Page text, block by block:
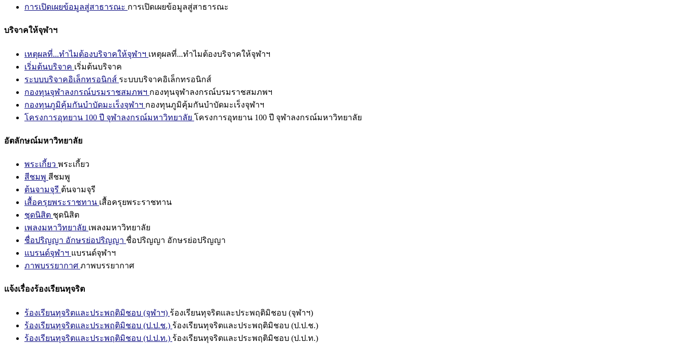
การเปิดเผยข้อมูลสู่สาธารณะ การเปิดเผยข้อมูลสู่สาธารณะ
บริจาคให้จุฬาฯ
เหตุผลที่...ทำไมต้องบริจาคให้จุฬาฯ เหตุผลที่...ทำไมต้องบริจาคให้จุฬาฯ
เริ่มต้นบริจาค เริ่มต้นบริจาค
ระบบบริจาคอิเล็กทรอนิกส์ ระบบบริจาคอิเล็กทรอนิกส์
กองทุนจุฬาลงกรณ์บรมราชสมภพฯ กองทุนจุฬาลงกรณ์บรมราชสมภพฯ
กองทุนภูมิคุ้มกันบำบัดมะเร็งจุฬาฯ กองทุนภูมิคุ้มกันบำบัดมะเร็งจุฬาฯ
โครงการอุทยาน 100 ปี จุฬาลงกรณ์มหาวิทยาลัย โครงการอุทยาน 100 ปี จุฬาลงกรณ์มหาวิทยาลัย
อัตลักษณ์มหาวิทยาลัย
พระเกี้ยว พระเกี้ยว
สีชมพู สีชมพู
ต้นจามจุรี ต้นจามจุรี
เสื้อครุยพระราชทาน เสื้อครุยพระราชทาน
ชุดนิสิต ชุดนิสิต
เพลงมหาวิทยาลัย เพลงมหาวิทยาลัย
ชื่อปริญญา อักษรย่อปริญญา ชื่อปริญญา อักษรย่อปริญญา
แบรนด์จุฬาฯ แบรนด์จุฬาฯ
ภาพบรรยากาศ ภาพบรรยากาศ
แจ้งเรื่องร้องเรียนทุจริต
ร้องเรียนทุจริตและประพฤติมิชอบ (จุฬาฯ) ร้องเรียนทุจริตและประพฤติมิชอบ (จุฬาฯ)
ร้องเรียนทุจริตและประพฤติมิชอบ (ป.ป.ช.) ร้องเรียนทุจริตและประพฤติมิชอบ (ป.ป.ช.)
ร้องเรียนทุจริตและประพฤติมิชอบ (ป.ป.ท.) ร้องเรียนทุจริตและประพฤติมิชอบ (ป.ป.ท.)